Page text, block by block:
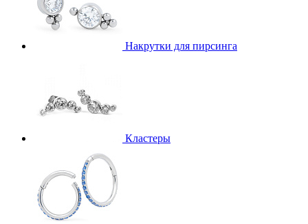
Накрутки для пирсинга
Кластеры